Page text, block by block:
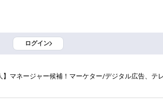
ログイン
】マネージャー候補！マーケター/デジタル広告、テ